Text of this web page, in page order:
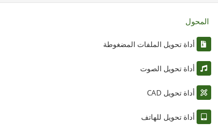
المحول
أداة تحويل الملفات المضغوطة
أداة تحويل الصوت
أداة تحويل CAD
أداة تحويل للهاتف